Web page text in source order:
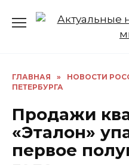
ГЛАВНАЯ » НОВОСТИ
ПЕТЕРБУРГА
Продажи
«Эталон»
первое